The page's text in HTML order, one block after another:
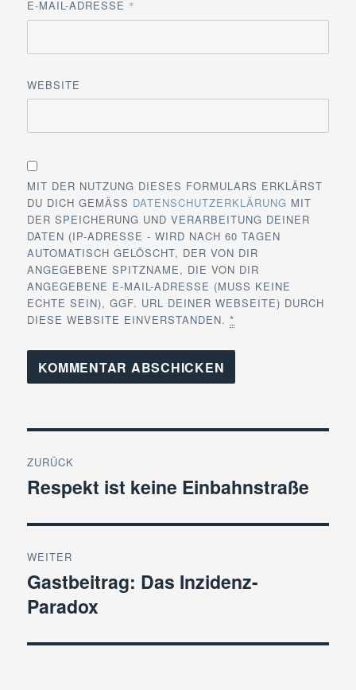
E-MAIL-ADRESSE *
WEBSITE
MIT DER NUTZUNG DIESES FORMULARS ERKLÄRST
DU DICH GEMÄSS DATENSCHUTZERKLÄRUNG MIT
DER SPEICHERUNG UND VERARBEITUNG DEINER
DATEN (IP-ADRESSE - WIRD NACH 60 TAGEN
AUTOMATISCH GELÖSCHT, DER VON DIR
ANGEGEBENE SPITZNAME, DIE VON DIR
ANGEGEBENE E-MAIL-ADRESSE (MUSS KEINE
ECHTE SEIN), GGF. URL DEINER WEBSEITE) DURCH
DIESE WEBSITE EINVERSTANDEN.*
ZURÜCK
Vorheriger
Respekt ist keine Einbahnstraße
WEITER
Nächster
Beitrag:
Gastbeitrag: Das Inzidenz-
Paradox